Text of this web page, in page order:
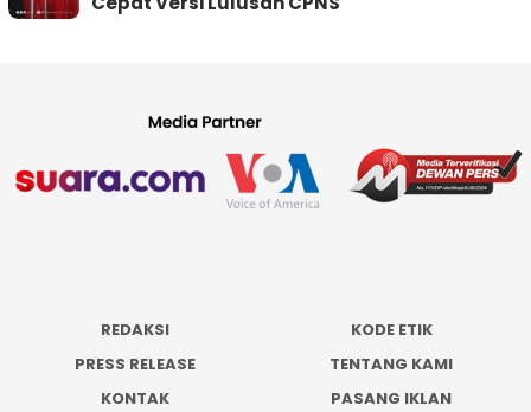
REDAKSI
KODE ETIK
PRESS RELEASE
TENTANG KAMI
KONTAK
PASANG IKLAN